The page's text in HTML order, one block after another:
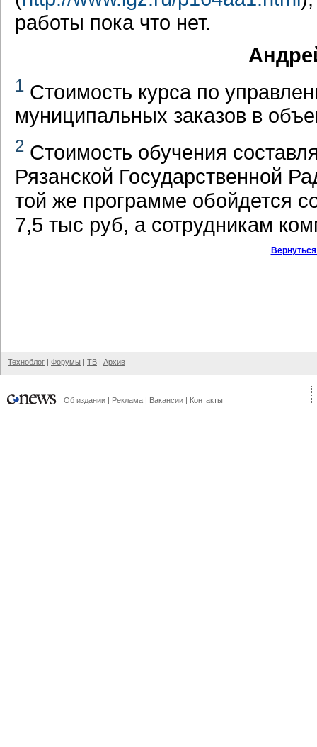
работы пока что нет.
1 Стоимость курса по
муниципальных заказов в
2 Стоимость обучения
Рязанской Государственной
той же программе обойдется
7,5 тыс руб, а сотрудникам
Техноблог | Форумы | ТВ | Архив
Об издании | Реклама | Вакансии | Контакты